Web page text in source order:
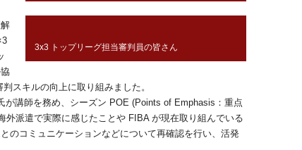
3x3 トップリーグ担当審判員の皆さん
スキルの向上に取り組みました。
講師を務め、シーズン POE (Points of Emphasis：重点
派遣で実際に感じたことや FIBA が現在取り組んでいる
のコミュニケーションなどについて再確認を行い、活発